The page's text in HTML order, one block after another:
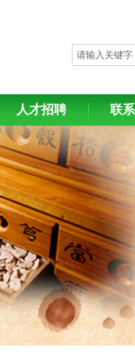
人才招聘 联